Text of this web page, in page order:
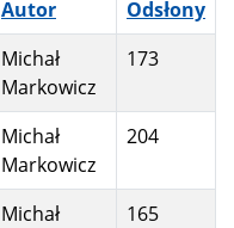
Autor
Odsłony
Michał
Markowicz
173
Michał
Markowicz
204
Michał
165